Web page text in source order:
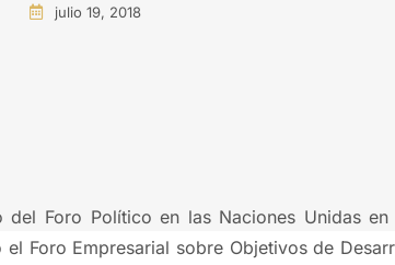
julio 19, 2018
del Foro Político en las Naciones Unidas
el Foro Empresarial sobre Objetivos de